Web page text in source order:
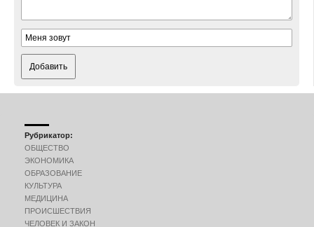
Добавить
Рубрикатор:
ОБЩЕСТВО
ЭКОНОМИКА
ОБРАЗОВАНИЕ
КУЛЬТУРА
МЕДИЦИНА
ПРОИСШЕСТВИЯ
ЧЕЛОВЕК И ЗАКОН